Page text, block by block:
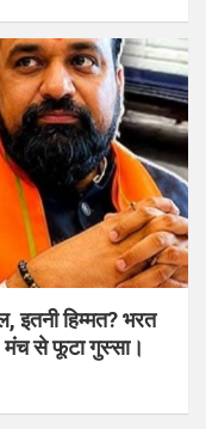
इतनी हिम्मत? भरत
मंच से फूटा गुस्सा।